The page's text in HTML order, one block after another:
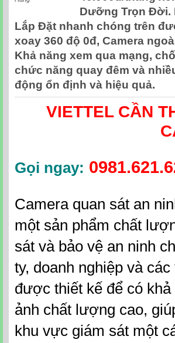
Dưỡng Trọn Đời.
Lắp Đặt nhanh chóng trên
xoay 360 độ 0đ, Camera
Khả năng xem qua mạng,
chức năng quay đêm và
động ổn định và hiệu quả.
VIETTEL CẦN
Gọi ngay:
Camera quan sát an
một sản phẩm chất
sát và bảo vệ an ninh
ty, doanh nghiệp và
được thiết kế để có
ảnh chất lượng cao,
khu vực giám sát một